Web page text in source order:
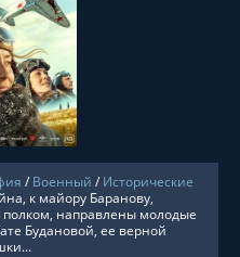
ОНЛАЙН
/ Военный / Исторические
к майору Баранову,
направлены молодые
Будановой, ее верной